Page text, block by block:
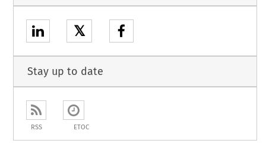
𝕏
Stay up to date
RSS ETOC